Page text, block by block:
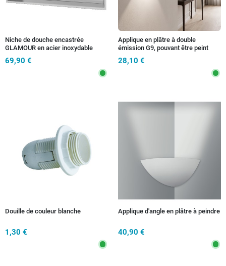
Niche de douche encastrée
GLAMOUR en acier inoxydable
brossé 60 x 30 cm de profondeur 8
cm
69,90 €
Applique en plâtre à double
émission G9, pouvant être peint
28,10 €
Douille de couleur blanche
1,30 €
Applique d'angle en plâtre à peindre
40,90 €